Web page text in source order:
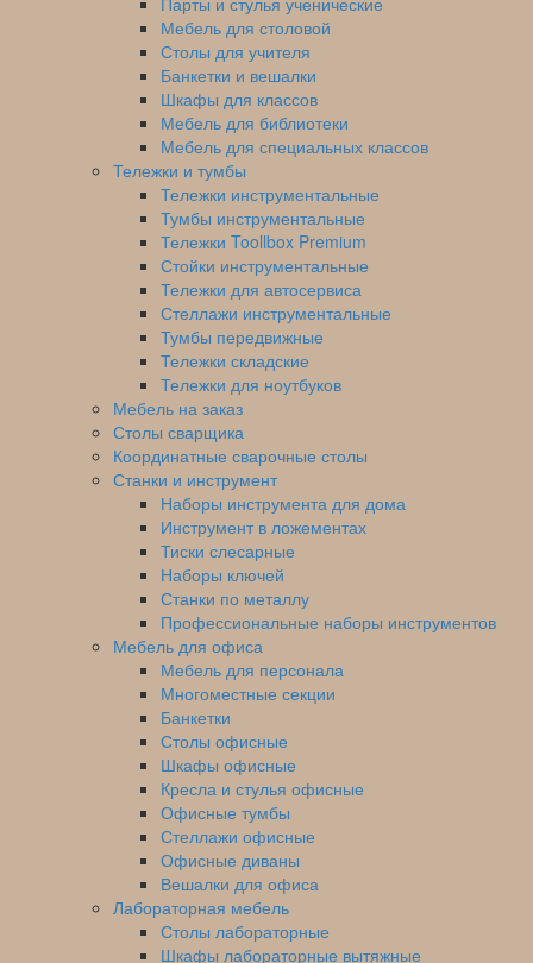
Мебель для столовой
Столы для учителя
Банкетки и вешалки
Шкафы для классов
Мебель для библиотеки
Мебель для специальных классов
Тележки и тумбы
Тележки инструментальные
Тумбы инструментальные
Тележки Toollbox Premium
Стойки инструментальные
Тележки для автосервиса
Стеллажи инструментальные
Тумбы передвижные
Тележки складские
Тележки для ноутбуков
Мебель на заказ
Столы сварщика
Координатные сварочные столы
Станки и инструмент
Наборы инструмента для дома
Инструмент в ложементах
Тиски слесарные
Наборы ключей
Станки по металлу
Профессиональные наборы инструментов
Мебель для офиса
Мебель для персонала
Многоместные секции
Банкетки
Столы офисные
Шкафы офисные
Кресла и стулья офисные
Офисные тумбы
Стеллажи офисные
Офисные диваны
Вешалки для офиса
Лабораторная мебель
Столы лабораторные
Шкафы лабораторные вытяжные